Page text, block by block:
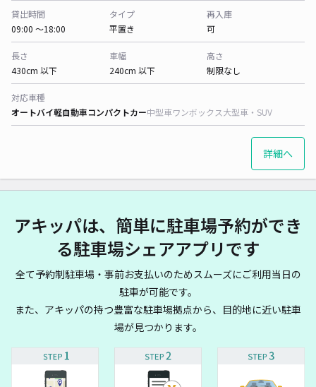
貸出時間
09:00 〜18:00
タイプ
平置き
再入庫
可
長さ
430cm 以下
車幅
240cm 以下
高さ
制限なし
対応車種
オートバイ軽自動車コンパクトカー中型車ワンボックス大型車・SUV
詳細へ
アキッパは、簡単に駐車場予約ができ
る駐車場シェアアプリです
全て予約制駐車場・事前お支払いのためスムーズにご利用当日の
駐車が可能です。
また、アキッパの持つ豊富な駐車場拠点から、目的地に近い駐車
場が見つかります。